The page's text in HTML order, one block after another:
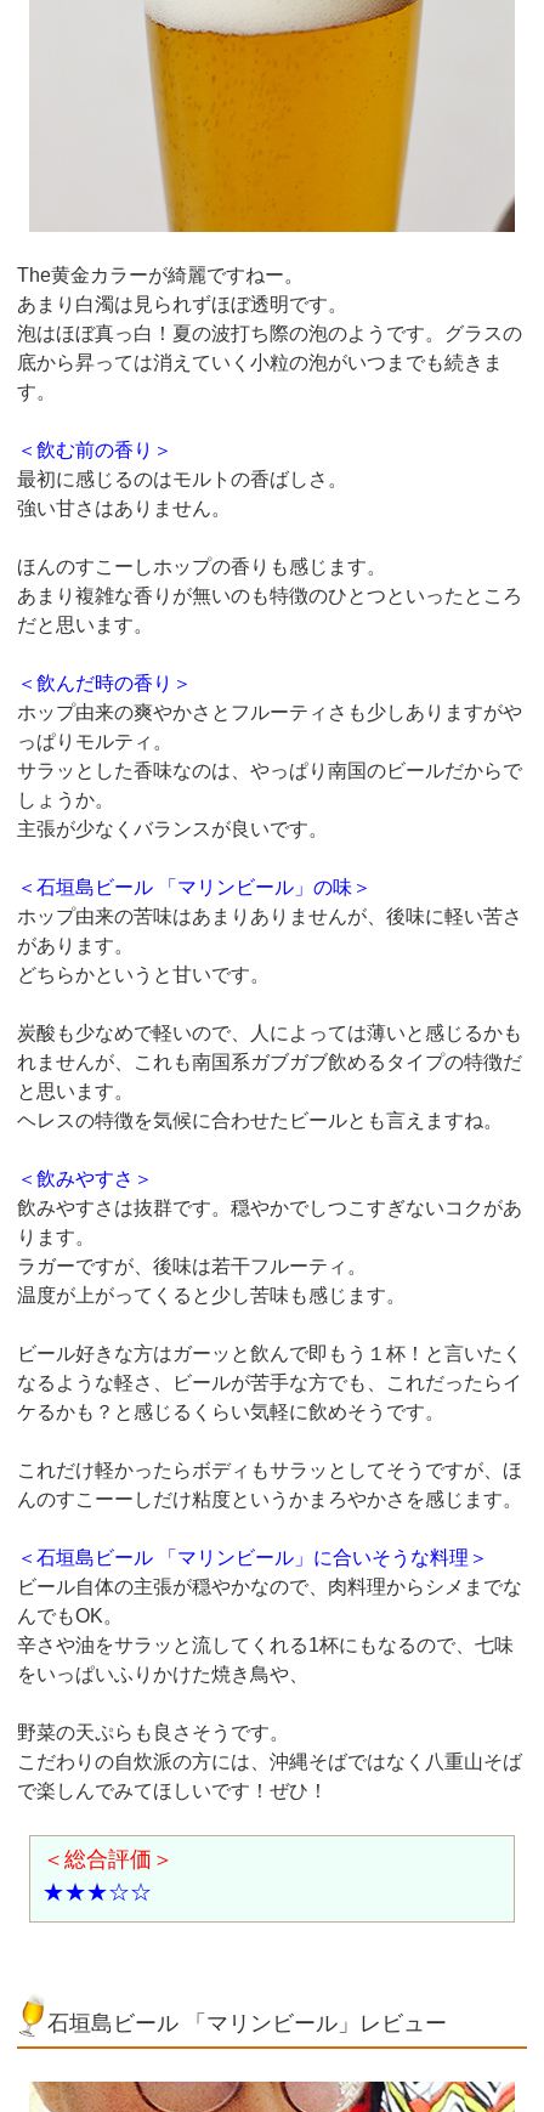
The黄金カラーが綺麗ですねー。
あまり白濁は見られずほぼ透明です。
泡はほぼ真っ白！夏の波打ち際の泡のようです。グラスの
底から昇っては消えていく小粒の泡がいつまでも続きま
す。
＜飲む前の香り＞
最初に感じるのはモルトの香ばしさ。
強い甘さはありません。
ほんのすこーしホップの香りも感じます。
あまり複雑な香りが無いのも特徴のひとつといったところ
だと思います。
＜飲んだ時の香り＞
ホップ由来の爽やかさとフルーティさも少しありますがや
っぱりモルティ。
サラッとした香味なのは、やっぱり南国のビールだからで
しょうか。
主張が少なくバランスが良いです。
＜石垣島ビール 「マリンビール」の味＞
ホップ由来の苦味はあまりありませんが、後味に軽い苦さ
があります。
どちらかというと甘いです。
炭酸も少なめで軽いので、人によっては薄いと感じるかも
れませんが、これも南国系ガブガブ飲めるタイプの特徴だ
と思います。
ヘレスの特徴を気候に合わせたビールとも言えますね。
＜飲みやすさ＞
飲みやすさは抜群です。穏やかでしつこすぎないコクがあ
ります。
ラガーですが、後味は若干フルーティ。
温度が上がってくると少し苦味も感じます。
ビール好きな方はガーッと飲んで即もう１杯！と言いたく
なるような軽さ、ビールが苦手な方でも、これだったらイ
ケるかも？と感じるくらい気軽に飲めそうです。
これだけ軽かったらボディもサラッとしてそうですが、ほ
んのすこーーしだけ粘度というかまろやかさを感じます。
＜石垣島ビール 「マリンビール」に合いそうな料理＞
ビール自体の主張が穏やかなので、肉料理からシメまでな
んでもOK。
辛さや油をサラッと流してくれる1杯にもなるので、七味
をいっぱいふりかけた焼き鳥や、
野菜の天ぷらも良さそうです。
こだわりの自炊派の方には、沖縄そばではなく八重山そば
で楽しんでみてほしいです！ぜひ！
＜総合評価＞
★★★☆☆
石垣島ビール 「マリンビール」レビュー